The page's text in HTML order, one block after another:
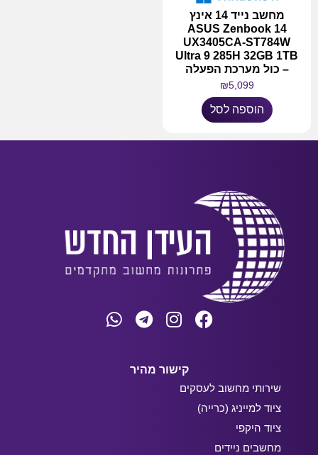
מחשב נייד 14 אינץ
ASUS Zenbook 14
UX3405CA-ST784W
Ultra 9 285H 32GB 1TB
– כול מערכת הפעלה
₪5,099
הוספה לסל
קישור מהיר
שירותי מחשוב לעסקים
ציוד למייניג (כרייה)
ציוד היקפי
מחשבים ניידים